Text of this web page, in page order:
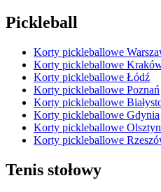
Pickleball
Korty pickleballowe
Korty pickleballowe
Korty pickleballowe Łódź
Korty pickleballowe Poznań
Korty pickleballowe
Korty pickleballowe Gdynia
Korty pickleballowe Olsztyn
Korty pickleballowe
Tenis stołowy